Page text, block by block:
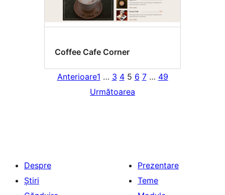
Coffee Cafe Corner
Anterioare1 … 3 4 5 6 7 … 49
Următoarea
Despre
Știri
Prezentare
Teme